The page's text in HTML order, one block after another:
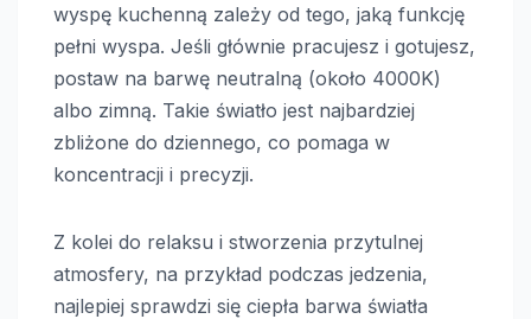
wyspę kuchenną zależy od tego, jaką funkcję
pełni wyspa. Jeśli głównie pracujesz i gotujesz,
postaw na barwę neutralną (około 4000K)
albo zimną. Takie światło jest najbardziej
zbliżone do dziennego, co pomaga w
koncentracji i precyzji.
Z kolei do relaksu i stworzenia przytulnej
atmosfery, na przykład podczas jedzenia,
najlepiej sprawdzi się ciepła barwa światła